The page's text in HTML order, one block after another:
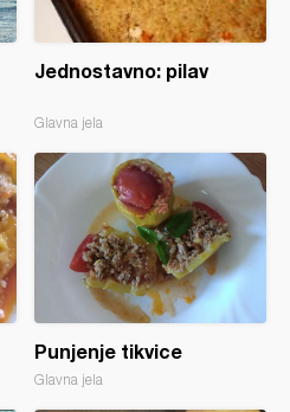
Jednostavno: pilav
Glavna jela
Punjenje tikvice
Glavna jela